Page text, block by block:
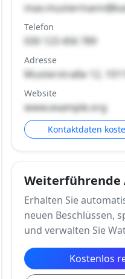
Telefon
030 123 456 789
Adresse
Musterstraße 12,
Website
www.example.org
Kontaktdaten
Weiterführende
Erhalten Sie
neuen Beschlüssen,
und verwalten Sie
Kostenlos